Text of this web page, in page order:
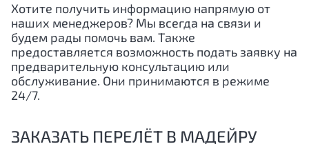
Хотите получить информацию напрямую от
наших менеджеров? Мы всегда на связи и
будем рады помочь вам. Также
предоставляется возможность подать заявку на
предварительную консультацию или
обслуживание. Они принимаются в режиме
24/7.
ЗАКАЗАТЬ ПЕРЕЛЁТ В МАДЕЙРУ